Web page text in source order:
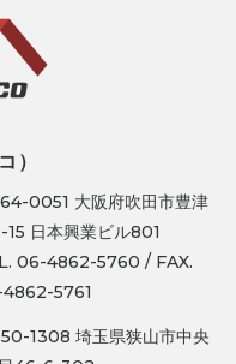
）
0051 大阪府吹田市豊津
15 日本興業ビル801
06-4862-5760 / FAX.
5761
1308 埼玉県狭山市中央